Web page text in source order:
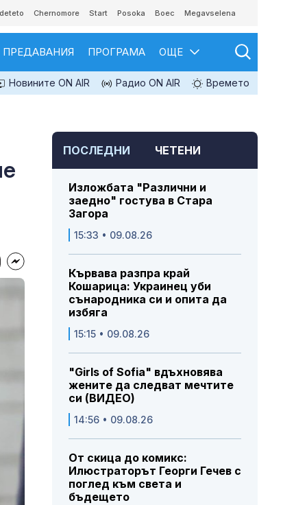
Chernomore Start Posoka Boec Megavselena
ПРЕДАВАНИЯ ПРОГРАМА ОЩЕ
Новините ON AIR Радио ON AIR Времето
ПОСЛЕДНИ ЧЕТЕНИ
Изложбата "Различни и
заедно" гостува в Стара
Загора
15:33 • 09.08.26
Кървава разпра край
Кошарица: Украинец уби
сънародника си и опита да
избяга
15:15 • 09.08.26
"Girls of Sofia" вдъхновява
жените да следват мечтите
си (ВИДЕО)
14:56 • 09.08.26
От скица до комикс:
Илюстраторът Георги Гечев с
поглед към света и
бъдещето